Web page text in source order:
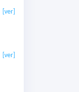
[ver]
[ver]